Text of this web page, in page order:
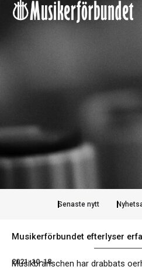
Hoppa
Senaste nytt
Musikerförbundet efterlyser
2021-10-18
Musikbranschen har drabbats